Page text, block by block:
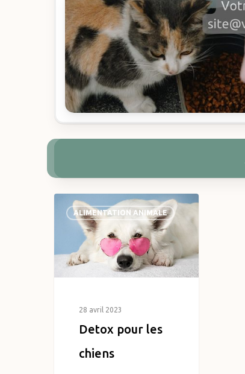
ALIMENTATION ANIMALE
28 avril 2023
Detox pour les
chiens